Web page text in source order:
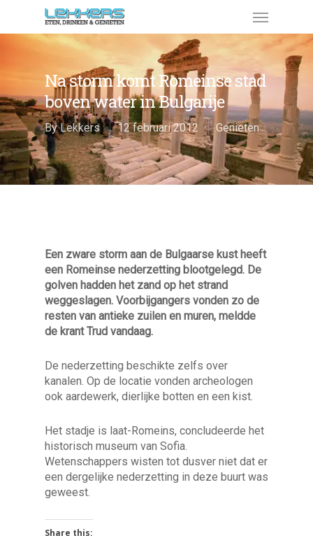
Na storm komt Romeinse stad
boven water in Bulgarije
ByLekkers 12 februari 2012 Genieten
Een zware storm aan de Bulgaarse kust heeft
een Romeinse nederzetting blootgelegd. De
golven hadden het zand op het strand
weggeslagen. Voorbijgangers vonden zo de
resten van antieke zuilen en muren, meldde
de krant Trud vandaag.
De nederzetting beschikte zelfs over
kanalen. Op de locatie vonden archeologen
ook aardewerk, dierlijke botten en een kist.
Het stadje is laat-Romeins, concludeerde het
historisch museum van Sofia.
Wetenschappers wisten tot dusver niet dat er
een dergelijke nederzetting in deze buurt was
geweest.
Share this: